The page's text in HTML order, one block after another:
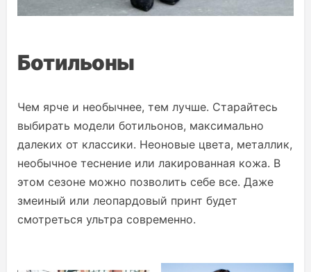
Ботильоны
Чем ярче и необычнее, тем лучше. Старайтесь
выбирать модели ботильонов, максимально
далеких от классики. Неоновые цвета, металлик,
необычное теснение или лакированная кожа. В
этом сезоне можно позволить себе все. Даже
змеиный или леопардовый принт будет
смотреться ультра современно.